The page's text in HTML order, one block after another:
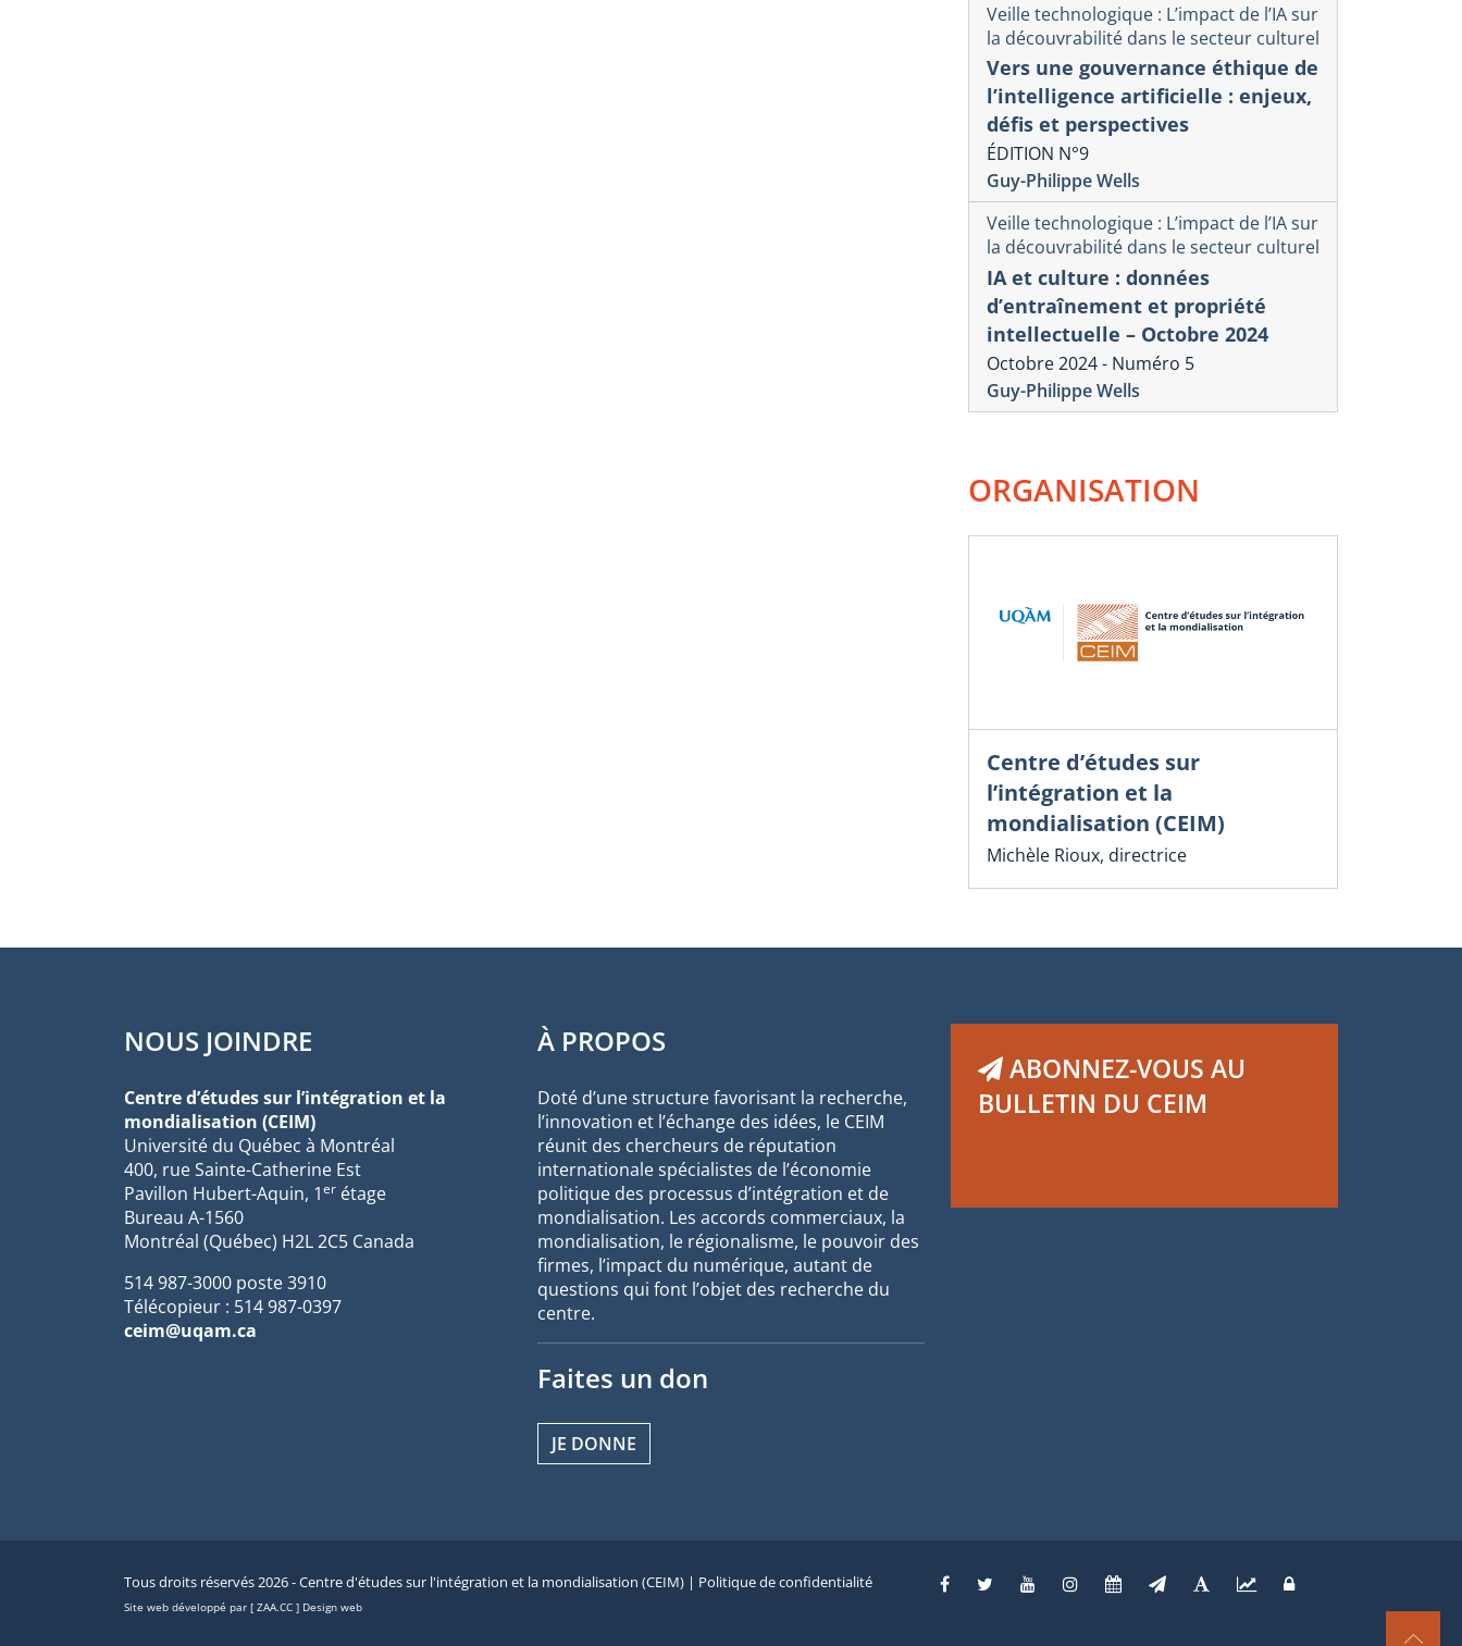
Veille technologique : L’impact de l’IA sur
la découvrabilité dans le secteur culturel
Vers une gouvernance éthique de
l’intelligence artificielle : enjeux,
défis et perspectives
ÉDITION N°9
Guy-Philippe Wells
Veille technologique : L’impact de l’IA sur
la découvrabilité dans le secteur culturel
IA et culture : données
d’entraînement et propriété
intellectuelle – Octobre 2024
Octobre 2024 - Numéro 5
Guy-Philippe Wells
ORGANISATION
Centre d’études sur
l’intégration et la
mondialisation (CEIM)
Michèle Rioux, directrice
NOUS JOINDRE
Centre d’études sur l’intégration et la
mondialisation (CEIM)
Université du Québec à Montréal
400, rue Sainte-Catherine Est
Pavillon Hubert-Aquin, 1er étage
Bureau A-1560
Montréal (Québec) H2L 2C5 Canada
514 987-3000 poste 3910
Télécopieur : 514 987-0397
ceim@uqam.ca
À PROPOS
Doté d’une structure favorisant la recherche,
l’innovation et l’échange des idées, le CEIM
réunit des chercheurs de réputation
internationale spécialistes de l’économie
politique des processus d’intégration et de
mondialisation. Les accords commerciaux, la
mondialisation, le régionalisme, le pouvoir des
firmes, l’impact du numérique, autant de
questions qui font l’objet des recherche du
centre.
Faites un don
JE DONNE
ABONNEZ-VOUS AU
BULLETIN DU CEIM
Tous droits réservés 2026 - Centre d'études sur l'intégration et la mondialisation (CEIM) | Politique de confidentialité
Site web développé par [ ZAA.CC ] Design web